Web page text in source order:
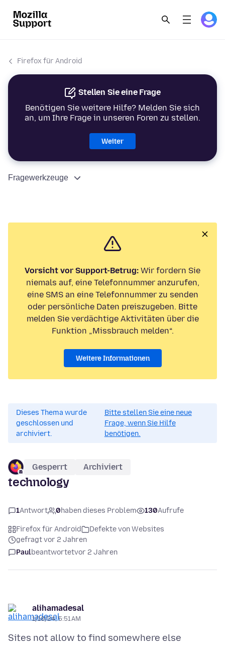
Firefox für Android
Stellen Sie eine Frage
Benötigen Sie weitere Hilfe? Melden Sie sich
an, um Ihre Frage in unseren Foren zu stellen.
Weiter
Fragewerkzeuge
Vorsicht vor Support-Betrug: Wir fordern Sie
niemals auf, eine Telefonnummer anzurufen,
eine SMS an eine Telefonnummer zu senden
oder persönliche Daten preiszugeben. Bitte
melden Sie verdächtige Aktivitäten über die
Funktion „Missbrauch melden“.
Weitere Informationen
Dieses Thema wurde
geschlossen und
archiviert.
Bitte stellen Sie eine neue
Frage, wenn Sie Hilfe
benötigen.
Gesperrt Archiviert
technology
1Antwort 0haben dieses Problem 130Aufrufe
Firefox für Android
Defekte von Websites
gefragt vor 2 Jahren
Paulbeantwortetvor 2 Jahren
alihamadesal
1/10/24, 5:51 AM